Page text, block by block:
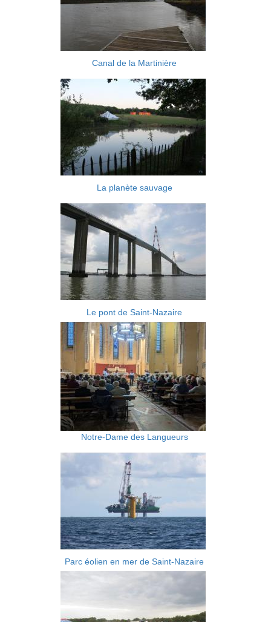
Canal de la Martinière
La planète sauvage
Le pont de Saint-Nazaire
Notre-Dame des Langueurs
Parc éolien en mer de Saint-Nazaire